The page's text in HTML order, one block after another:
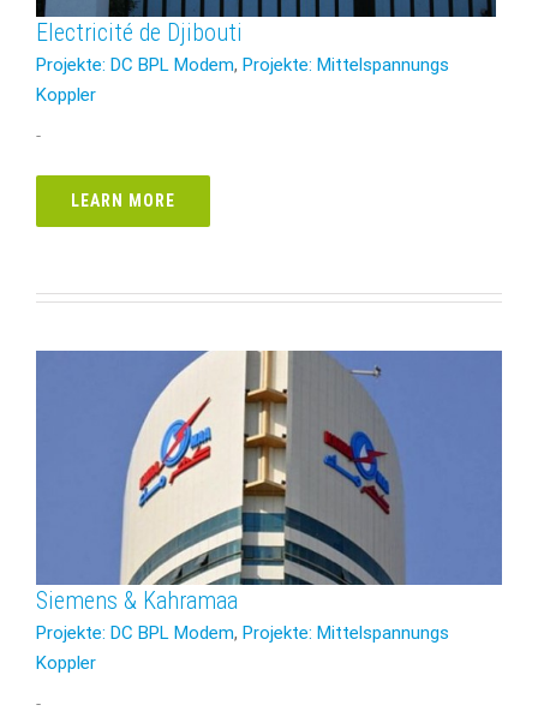
Electricité de Djibouti
Projekte: DC BPL Modem, Projekte: Mittelspannungs
Koppler
-
LEARN MORE
Siemens & Kahramaa
Projekte: DC BPL Modem, Projekte: Mittelspannungs
Koppler
-